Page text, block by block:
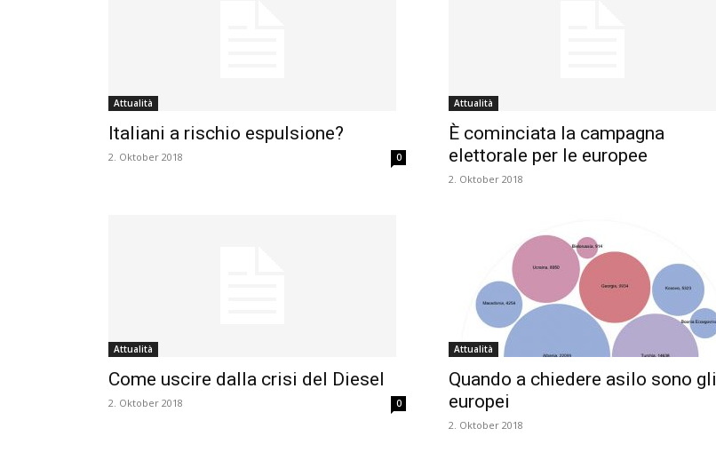
Attualità
Italiani a rischio espulsione?
2. Oktober 2018 0
Attualità
È cominciata la campagna
elettorale per le europee
2. Oktober 2018
Attualità
Come uscire dalla crisi del Diesel
2. Oktober 2018 0
Attualità
Quando a chiedere asilo sono gli
europei
2. Oktober 2018